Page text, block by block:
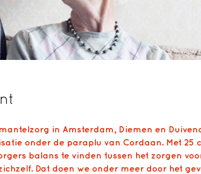
in Amsterdam, Diemen en
onder de paraplu van Cordaan. Met 25
balans te vinden tussen het zorgen
Dat doen we onder meer door het